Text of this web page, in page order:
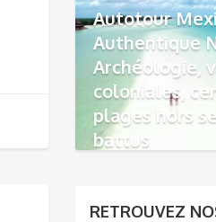
Autotour
Authentique
Archéologie,
coloniales,
plages hors
battus
RETROUVEZ